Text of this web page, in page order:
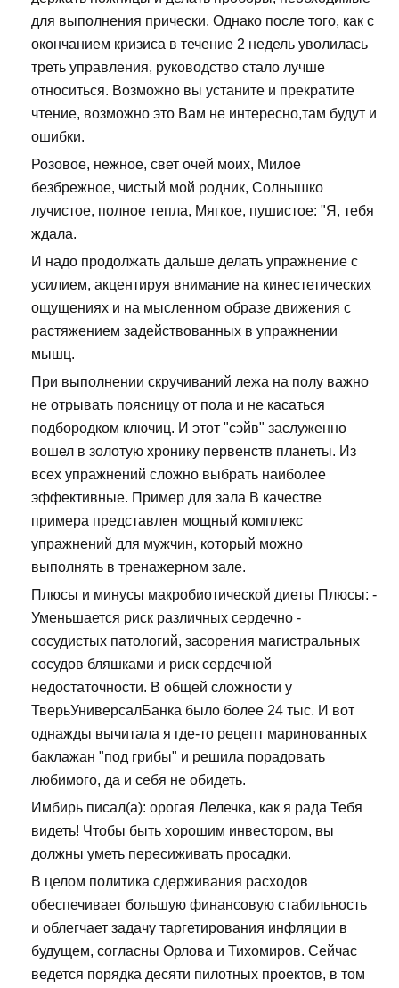
для выполнения прически. Однако после того, как с
окончанием кризиса в течение 2 недель уволилась
треть управления, руководство стало лучше
относиться. Возможно вы устаните и прекратите
чтение, возможно это Вам не интересно,там будут и
ошибки.
Розовое, нежное, свет очей моих, Милое
безбрежное, чистый мой родник, Солнышко
лучистое, полное тепла, Мягкое, пушистое: "Я, тебя
ждала.
И надо продолжать дальше делать упражнение с
усилием, акцентируя внимание на кинестетических
ощущениях и на мысленном образе движения с
растяжением задействованных в упражнении
мышц.
При выполнении скручиваний лежа на полу важно
не отрывать поясницу от пола и не касаться
подбородком ключиц. И этот "сэйв" заслуженно
вошел в золотую хронику первенств планеты. Из
всех упражнений сложно выбрать наиболее
эффективные. Пример для зала В качестве
примера представлен мощный комплекс
упражнений для мужчин, который можно
выполнять в тренажерном зале.
Плюсы и минусы макробиотической диеты Плюсы: -
Уменьшается риск различных сердечно -
сосудистых патологий, засорения магистральных
сосудов бляшками и риск сердечной
недостаточности. В общей сложности у
ТверьУниверсалБанка было более 24 тыс. И вот
однажды вычитала я где-то рецепт маринованных
баклажан "под грибы" и решила порадовать
любимого, да и себя не обидеть.
Имбирь писал(а): орогая Лелечка, как я рада Тебя
видеть! Чтобы быть хорошим инвестором, вы
должны уметь пересиживать просадки.
В целом политика сдерживания расходов
обеспечивает большую финансовую стабильность
и облегчает задачу таргетирования инфляции в
будущем, согласны Орлова и Тихомиров. Сейчас
ведется порядка десяти пилотных проектов, в том